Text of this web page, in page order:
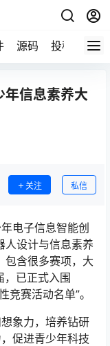
源码 投稿 关于
信息素养大
关注 私信
电子信息智能创
人设计与信息素养
包含很多赛项，大
已正式入围
赛活动名单”。
象力，培养钻研
促进青少年科技